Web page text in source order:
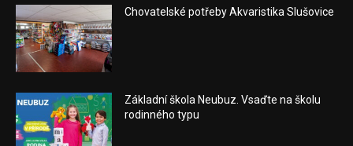
Chovatelské potřeby Akvaristika Slušovice
Základní škola Neubuz. Vsaďte na školu
rodinného typu